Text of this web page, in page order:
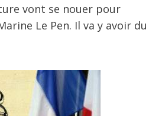
vont se nouer pour
Le Pen. Il va y avoir du